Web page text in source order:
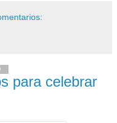
para celebrar